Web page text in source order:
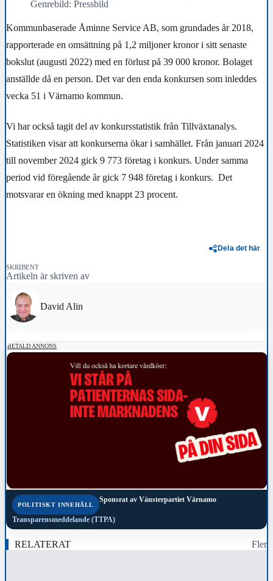
Genrebild: Pressbild
Kommunbaserade Åminne Service AB, som grundades år 2018,
rapporterade en omsättning på 1,2 miljoner kronor i sitt senaste
bokslut (augusti 2022) med en förlust på 39 000 kronor. Bolaget
anställde då en person. Det var den enda konkursen som inleddes
vecka 51 i Värnamo kommun.
Vi har också tagit del av konkursstatistik från Tillväxtanalys.
Statistiken visar att konkurserna ökar i samhället. Från januari 2024
till november 2024 gick 9 773 företag i konkurs. Under samma
period vid föregående år gick 7 948 företag i konkurs. Det
motsvarar en ökning med knappt 23 procent.
Dela det här
SKRIBENT
Artikeln är skriven av
David Alin
BETALD ANNONS
POLITISKT INNEHÅLL
Sponsrat av Vänsterpartiet Värnamo
Transparensmeddelande (TTPA)
RELATERAT Fler